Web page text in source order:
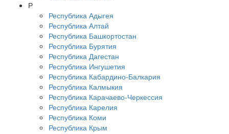
Р
Республика Адыгея
Республика Алтай
Республика Башкортостан
Республика Бурятия
Республика Дагестан
Республика Ингушетия
Республика Кабардино-Балкария
Республика Калмыкия
Республика Карачаево-Черкессия
Республика Карелия
Республика Коми
Республика Крым